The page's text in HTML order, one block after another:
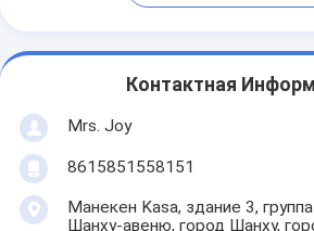
Контактная
Mrs. Joy
8615851558151
Манекен Kasa, здание 3,
Шанху-авеню, город Шанху,